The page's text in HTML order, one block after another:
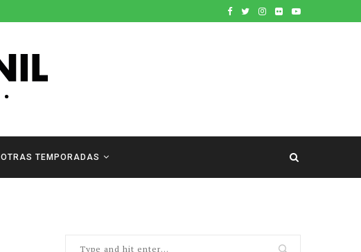
OTRAS TEMPORADAS